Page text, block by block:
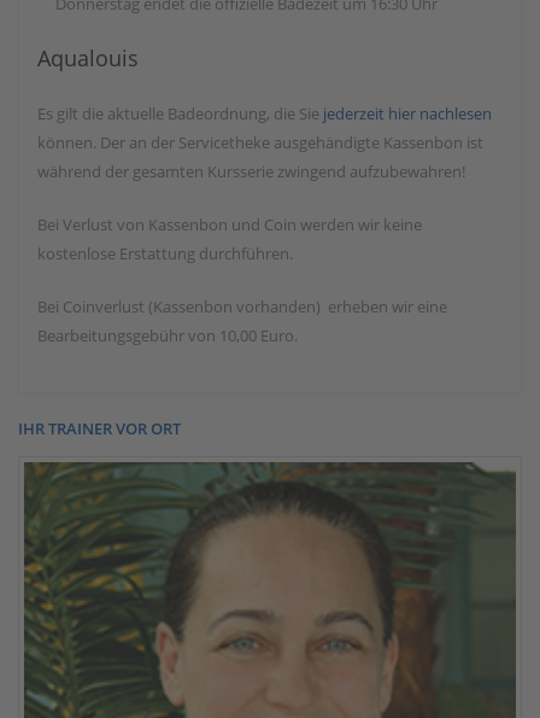
Aqualouis
Es gilt die aktuelle Badeordnung, die Sie jederzeit hier nachlesen
können. Der an der Servicetheke ausgehändigte Kassenbon ist
während der gesamten Kursserie zwingend aufzubewahren!
Bei Verlust von Kassenbon und Coin werden wir keine
kostenlose Erstattung durchführen.
Bei Coinverlust (Kassenbon vorhanden) erheben wir eine
Bearbeitungsgebühr von 10,00 Euro.
IHR TRAINER VOR ORT